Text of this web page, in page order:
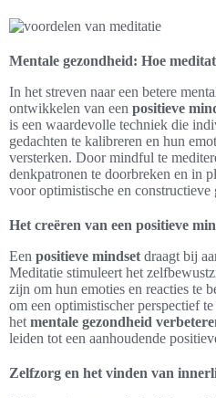
Mentale gezondheid: Hoe
In het streven naar een betere
ontwikkelen van een positieve
is een waardevolle techniek die
gedachten te kalibreren en hun
versterken. Door mindful te
denkpatronen te doorbreken en in
voor optimistische en constructieve
Het creëren van een positieve
Een positieve mindset draagt bij
Meditatie stimuleert het
zijn om hun emoties en reacties te
om een optimistischer perspectief
het mentale gezondheid
leiden tot een aanhoudende
Zelfzorg en het vinden van